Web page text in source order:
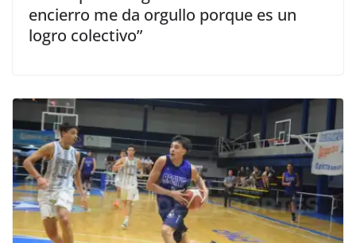
encierro me da orgullo porque es un
logro colectivo”